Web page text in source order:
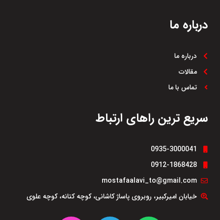
درباره ما
درباره ما
مقالات
تماس با ما
سریع ترین راهای ارتباط
0935-3000041
0912-1868428
mostafaalavi_to@gmail.com
خیابان امیرکبیر، روبروی پاساژ کاشانی، کوچه کتانه، کوچه علوی